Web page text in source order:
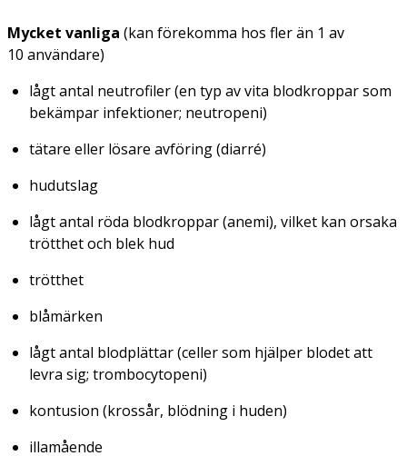
Mycket vanliga (kan förekomma hos fler än 1 av
10 användare)
lågt antal neutrofiler (en typ av vita blodkroppar som
bekämpar infektioner; neutropeni)
tätare eller lösare avföring (diarré)
hudutslag
lågt antal röda blodkroppar (anemi), vilket kan orsaka
trötthet och blek hud
trötthet
blåmärken
lågt antal blodplättar (celler som hjälper blodet att
levra sig; trombocytopeni)
kontusion (krossår, blödning i huden)
illamående